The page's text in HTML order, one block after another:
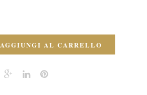
AGGIUNGI AL CARRELLO